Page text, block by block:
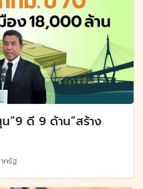
”9 ดี 9 ด้าน”สร้าง
ครัฐ